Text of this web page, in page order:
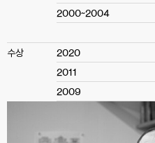
2000~2004
수상 2020
2011
2009